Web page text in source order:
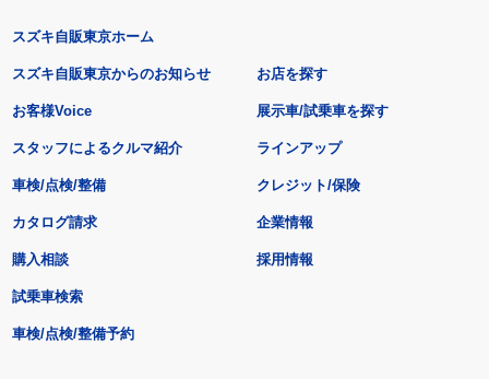
スズキ自販東京ホーム
スズキ自販東京からのお知らせ
お客様Voice
スタッフによるクルマ紹介
お店を探す
展示車/試乗車を探す
ラインアップ
車検/点検/整備 クレジット/保険
カタログ請求
購入相談
試乗車検索
車検/点検/整備予約
企業情報
採用情報